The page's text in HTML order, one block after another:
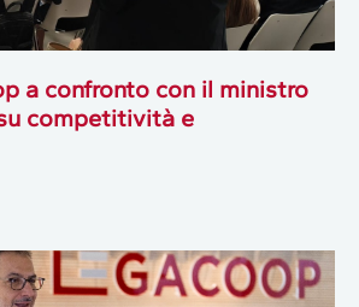
a confronto con il ministro
competitività e